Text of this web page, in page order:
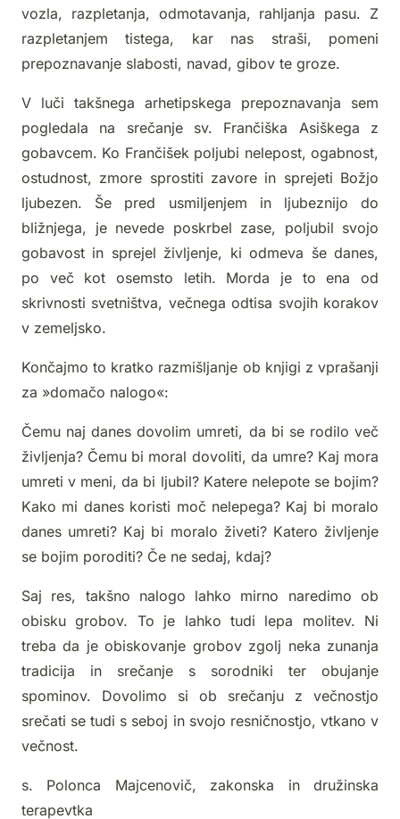
vozla, razpletanja, odmotavanja, rahljanja pasu. Z
razpletanjem tistega, kar nas straši, pomeni
prepoznavanje slabosti, navad, gibov te groze.
V luči takšnega arhetipskega prepoznavanja sem
pogledala na srečanje sv. Frančiška Asiškega z
gobavcem. Ko Frančišek poljubi nelepost, ogabnost,
ostudnost, zmore sprostiti zavore in sprejeti Božjo
ljubezen. Še pred usmiljenjem in ljubeznijo do
bližnjega, je nevede poskrbel zase, poljubil svojo
gobavost in sprejel življenje, ki odmeva še danes,
po več kot osemsto letih. Morda je to ena od
skrivnosti svetništva, večnega odtisa svojih korakov
v zemeljsko.
Končajmo to kratko razmišljanje ob knjigi z vprašanji
za »domačo nalogo«:
Čemu naj danes dovolim umreti, da bi se rodilo več
življenja? Čemu bi moral dovoliti, da umre? Kaj mora
umreti v meni, da bi ljubil? Katere nelepote se bojim?
Kako mi danes koristi moč nelepega? Kaj bi moralo
danes umreti? Kaj bi moralo živeti? Katero življenje
se bojim poroditi? Če ne sedaj, kdaj?
Saj res, takšno nalogo lahko mirno naredimo ob
obisku grobov. To je lahko tudi lepa molitev. Ni
treba da je obiskovanje grobov zgolj neka zunanja
tradicija in srečanje s sorodniki ter obujanje
spominov. Dovolimo si ob srečanju z večnostjo
srečati se tudi s seboj in svojo resničnostjo, vtkano v
večnost.
s. Polonca Majcenovič, zakonska in družinska
terapevtka